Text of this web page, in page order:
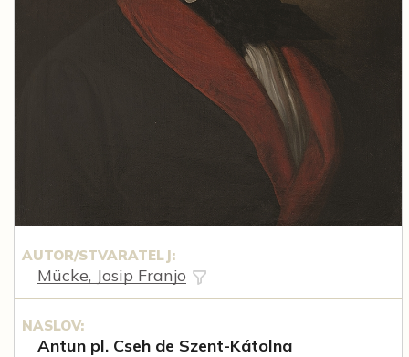
AUTOR/STVARATELJ:
Mücke, Josip Franjo
NASLOV:
Antun pl. Cseh de Szent-Kátolna